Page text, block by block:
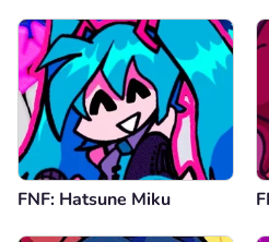
FNF: Hatsune Miku